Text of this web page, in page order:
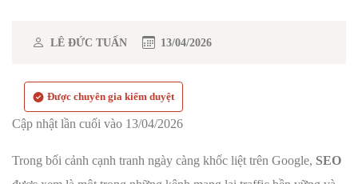
LÊ ĐỨC TUẤN 13/04/2026
Được chuyên gia kiểm duyệt
Cập nhật lần cuối vào 13/04/2026
Trong bối cảnh cạnh tranh ngày càng khốc liệt trên Google, SEO